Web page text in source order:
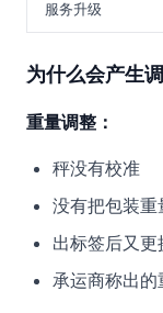
服务升级
为什么会产生
重量调整：
秤没有校准
没有把包装重
出标签后又更
承运商称出的